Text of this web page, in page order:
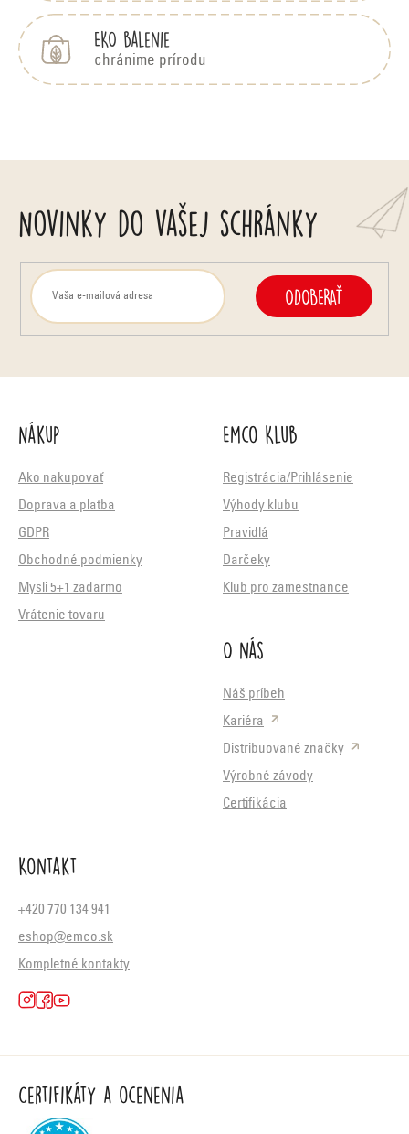
EKO balenie
chránime prírodu
Novinky do vašej schránky
ODOBERAŤ
Nákup
Ako nakupovať
Doprava a platba
GDPR
Obchodné podmienky
Mysli 5+1 zadarmo
Vrátenie tovaru
Emco Klub
Registrácia/Prihlásenie
Výhody klubu
Pravidlá
Darčeky
Klub pro zamestnance
O nás
Náš príbeh
Kariéra
Distribuované značky
Výrobné závody
Certifikácia
Kontakt
+420 770 134 941
eshop@emco.sk
Kompletné kontakty
Certifikáty a ocenenia